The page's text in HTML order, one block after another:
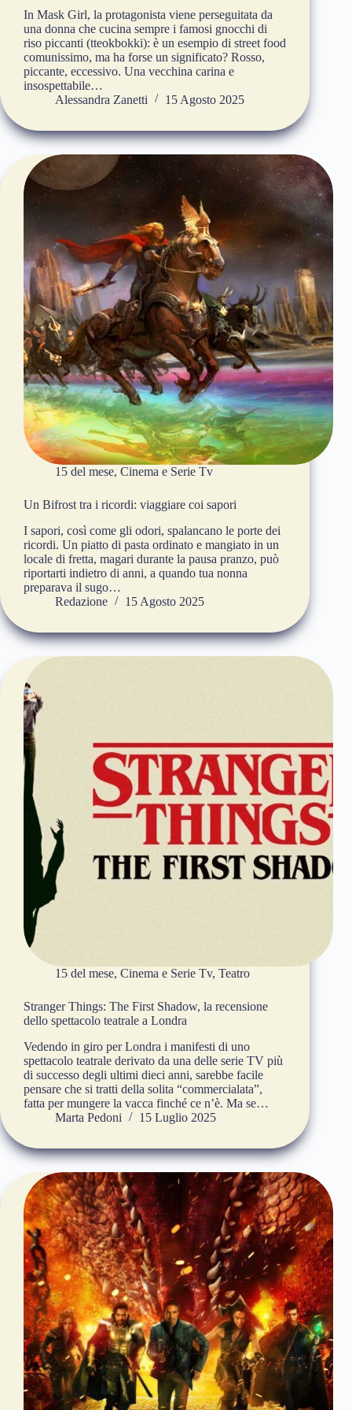
In Mask Girl, la protagonista viene perseguitata da
una donna che cucina sempre i famosi gnocchi di
riso piccanti (tteokbokki): è un esempio di street food
comunissimo, ma ha forse un significato? Rosso,
piccante, eccessivo. Una vecchina carina e
insospettabile…
Alessandra Zanetti
15 Agosto 2025
15 del mese, Cinema e Serie Tv
Un Bifrost tra i ricordi: viaggiare coi sapori
I sapori, così come gli odori, spalancano le porte dei
ricordi. Un piatto di pasta ordinato e mangiato in un
locale di fretta, magari durante la pausa pranzo, può
riportarti indietro di anni, a quando tua nonna
preparava il sugo…
Redazione
15 Agosto 2025
15 del mese, Cinema e Serie Tv, Teatro
Stranger Things: The First Shadow, la recensione
dello spettacolo teatrale a Londra
Vedendo in giro per Londra i manifesti di uno
spettacolo teatrale derivato da una delle serie TV più
di successo degli ultimi dieci anni, sarebbe facile
pensare che si tratti della solita “commercialata”,
fatta per mungere la vacca finché ce n’è. Ma se…
Marta Pedoni
15 Luglio 2025